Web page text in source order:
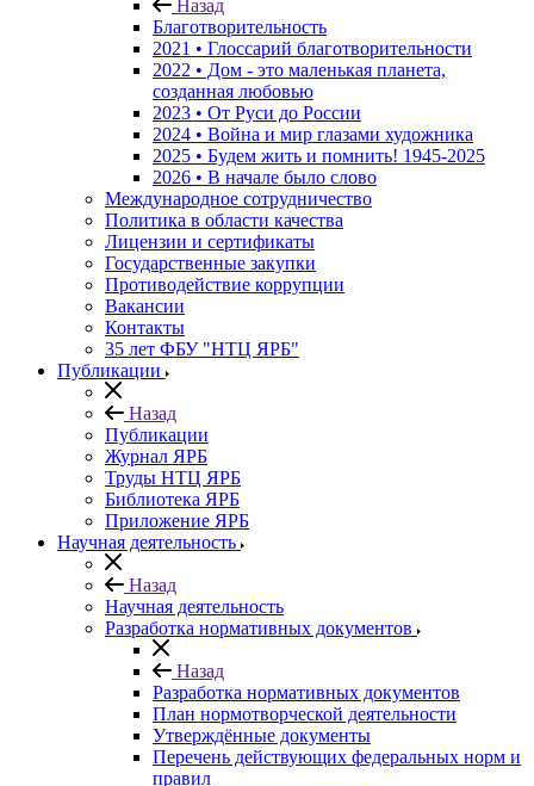
Назад
Благотворительность
2021 • Глоссарий благотворительности
2022 • Дом - это маленькая планета,
созданная любовью
2023 • От Руси до России
2024 • Война и мир глазами художника
2025 • Будем жить и помнить! 1945-2025
2026 • В начале было слово
Международное сотрудничество
Политика в области качества
Лицензии и сертификаты
Государственные закупки
Противодействие коррупции
Вакансии
Контакты
35 лет ФБУ "НТЦ ЯРБ"
Публикации
Назад
Публикации
Журнал ЯРБ
Труды НТЦ ЯРБ
Библиотека ЯРБ
Приложение ЯРБ
Научная деятельность
Назад
Научная деятельность
Разработка нормативных документов
Назад
Разработка нормативных документов
План нормотворческой деятельности
Утверждённые документы
Перечень действующих федеральных норм и
правил